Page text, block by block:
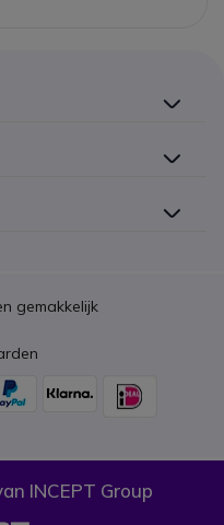
gemakkelijk
INCEPT Group